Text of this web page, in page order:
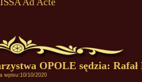
OPOLE sędzia:
wpisu:10/10/2020